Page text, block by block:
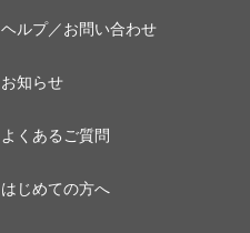
ヘルプ／お問い合わせ
お知らせ
よくあるご質問
はじめての方へ